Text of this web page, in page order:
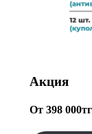
Акция
От 398 000тг